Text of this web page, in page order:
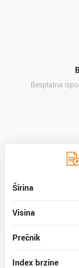
Besplatna
Širina
Visina
Prečnik
Index brzine